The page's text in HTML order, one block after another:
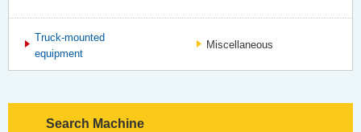
Truck-mounted
equipment
Miscellaneous
Search Machine